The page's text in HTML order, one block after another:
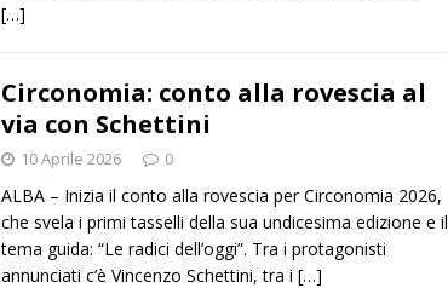
[…]
Circonomia: conto alla rovescia al
via con Schettini
10 Aprile 2026 0
ALBA – Inizia il conto alla rovescia per Circonomia 2026,
che svela i primi tasselli della sua undicesima edizione e il
tema guida: “Le radici dell’oggi”. Tra i protagonisti
annunciati c’è Vincenzo Schettini, tra i […]